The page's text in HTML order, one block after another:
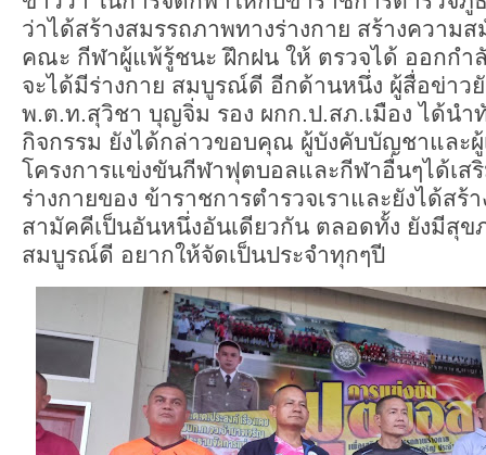
ว่าได้สร้างสมรรถภาพทางร่างกาย สร้างความ
คณะ กีฬาผู้แพ้รู้ชนะ ฝึกฝน ให้ ตรวจได้ ออกกำ
จะได้มีร่างกาย สมบูรณ์ดี อีกด้านหนึ่ง ผู้สื่อข่าว
พ.ต.ท.สุวิชา บุญจิ่ม รอง ผกก.ป.สภ.เมือง ได้นำ
กิจกรรม ยังได้กล่าวขอบคุณ ผู้บังคับบัญชาและผู้
โครงการแข่งขันกีฬาฟุตบอลและกีฬาอื่นๆได้เส
ร่างกายของ ข้าราชการตำรวจเราและยังได้ส
สามัคคีเป็นอันหนึ่งอันเดียวกัน ตลอดทั้ง ยังมีสุข
สมบูรณ์ดี อยากให้จัดเป็นประจำทุกๆปี